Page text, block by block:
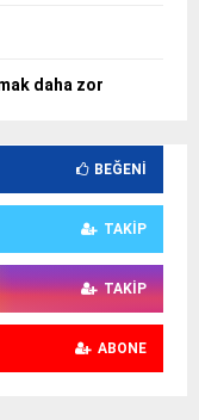
daha zor
BEĞENI
TAKIP
TAKIP
ABONE